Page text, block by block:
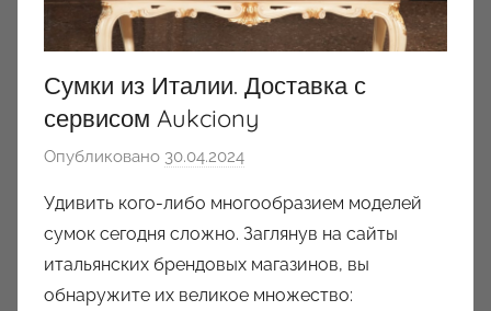
Сумки из Италии. Доставка с
сервисом Aukciony
Опубликовано 30.04.2024
т
о
р
о
Удивить кого-либо многообразием моделей
сумок сегодня сложно. Заглянув на сайты
итальянских брендовых магазинов, вы
обнаружите их великое множество: